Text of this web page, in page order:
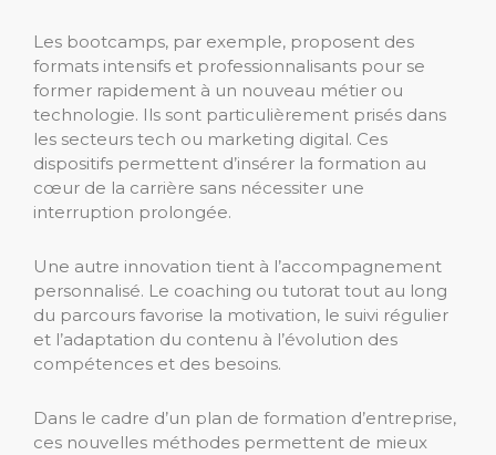
Les bootcamps, par exemple, proposent des
formats intensifs et professionnalisants pour se
former rapidement à un nouveau métier ou
technologie. Ils sont particulièrement prisés dans
les secteurs tech ou marketing digital. Ces
dispositifs permettent d’insérer la formation au
cœur de la carrière sans nécessiter une
interruption prolongée.
Une autre innovation tient à l’accompagnement
personnalisé. Le coaching ou tutorat tout au long
du parcours favorise la motivation, le suivi régulier
et l’adaptation du contenu à l’évolution des
compétences et des besoins.
Dans le cadre d’un plan de formation d’entreprise,
ces nouvelles méthodes permettent de mieux